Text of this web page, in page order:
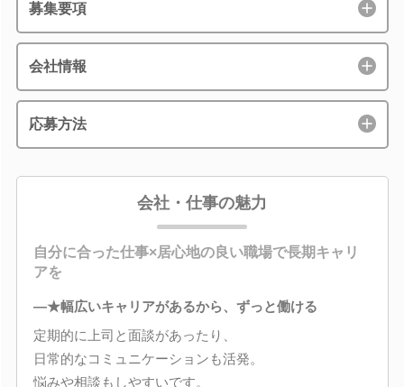
募集要項
会社情報
応募方法
会社・仕事の魅力
自分に合った仕事×居心地の良い職場で長期キャリ
アを
―★幅広いキャリアがあるから、ずっと働ける
定期的に上司と面談があったり、
日常的なコミュニケーションも活発。
悩みや相談もしやすいです。